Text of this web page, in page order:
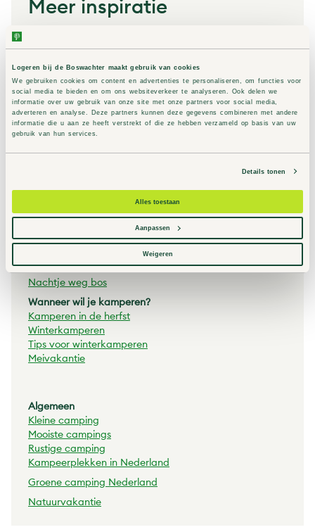
Logeren bij de Boswachter maakt gebruik van cookies
We gebruiken cookies om content en advertenties te personaliseren, om functies voor
social media te bieden en om ons websiteverkeer te analyseren. Ook delen we
informatie over uw gebruik van onze site met onze partners voor social media,
adverteren en analyse. Deze partners kunnen deze gegevens combineren met andere
informatie die u aan ze heeft verstrekt of die ze hebben verzameld op basis van uw
gebruik van hun services.
Details tonen
Alles toestaan
Aanpassen
Weigeren
Meer inspiratie
Kamperen in Flevoland
Kamperen in Friesland
Kamperen in Gelderland
Verblijf in de natuur
Slapen in de natuur
Overnachten in de natuur
Kamperen nabij het water
Alleen kamperen
Nachtje weg bos
Wanneer wil je kamperen?
Kamperen in de herfst
Winterkamperen
Tips voor winterkamperen
Meivakantie
Algemeen
Kleine camping
Mooiste campings
Rustige camping
Kampeerplekken in Nederland
Groene camping Nederland
Natuurvakantie